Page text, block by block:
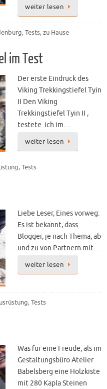
weiter lesen
,Tests,zu Hause
im Test
Der erste Eindruck des
Viking Trekkingstiefel Tyin
II Den Viking
Trekkingstiefel Tyin II ,
testete ich im…
weiter lesen
,Tests
Liebe Leser, Eines vorweg:
Es ist bekannt, dass
Blogger, je nach Thema, ab
und zu von Partnern mit…
weiter lesen
,Tests
Was für eine Freude, als im
Gestaltungsbüro Atelier
Babelsberg eine Holzkiste
mit 280 Kapla Steinen